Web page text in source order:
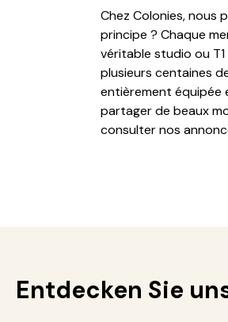
Chez Colonies, nous
principe ? Chaque
véritable studio ou
plusieurs centaines
entièrement équipée
partager de beaux
consulter nos
Entdecken Sie